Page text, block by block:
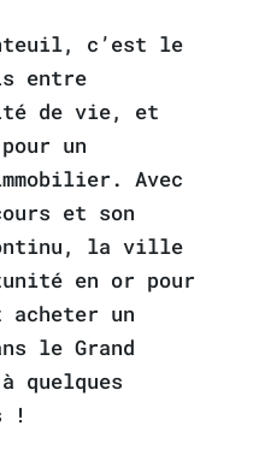
c’est le
entre
de vie, et
un
Avec
et son
la ville
en or pour
acheter un
le Grand
quelques
!